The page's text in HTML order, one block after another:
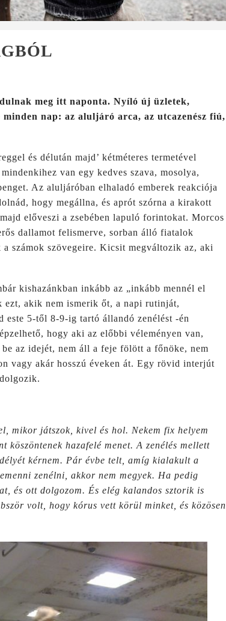
meg itt naponta. Nyíló új üzletek,
nap: az aluljáró arca, az utcazenész fiú,
és délután majd’ kétméteres termetével
van egy kedves szava, mosolya,
Az aluljáróban elhaladó emberek reakciója
hogy megállna, és aprót szórna a kirakott
előveszi a zsebében lapuló forintokat. Morcos
dallamot felismerve, sorban álló fiatalok
számok szövegeire. Kicsit megváltozik az, aki
kishazánkban inkább az „inkább mennél el
ezt, akik nem ismerik őt, a napi rutinját,
5-től 8-9-ig tartó állandó zenélést -én
hogy aki az előbbi véleményen van,
az idejét, nem áll a feje fölött a főnöke, nem
vagy akár hosszú éveken át. Egy rövid interjút
mikor játszok, kivel és hol. Nekem fix helyem
köszöntenek hazafelé menet. A zenélés mellett
kérnem. Pár évbe telt, amíg kialakult a
zenélni, akkor nem megyek. Ha pedig
és ott dolgozom. És elég kalandos sztorik is
volt, hogy kórus vett körül minket, és közösen